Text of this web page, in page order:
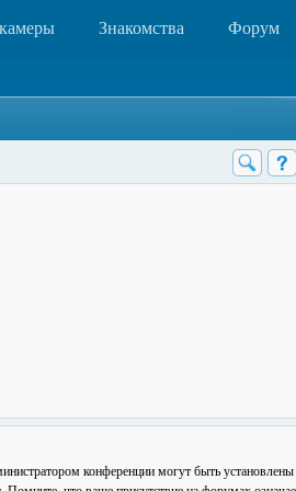
Знакомства Форум
конференции могут быть